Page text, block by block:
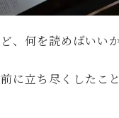
ど、何を読めばいい
に立ち尽くしたこ